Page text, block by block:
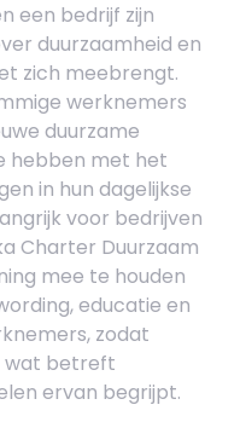
een bedrijf zijn
duurzaamheid en
zich meebrengt.
werknemers
duurzame
hebben met het
in hun dagelijkse
voor bedrijven
Charter Duurzaam
mee te houden
educatie en
zodat
wat betreft
ervan begrijpt.